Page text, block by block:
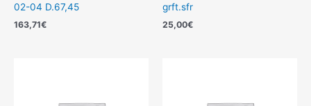
02-04 D.67,45
163,71€
grft.sfr
25,00€